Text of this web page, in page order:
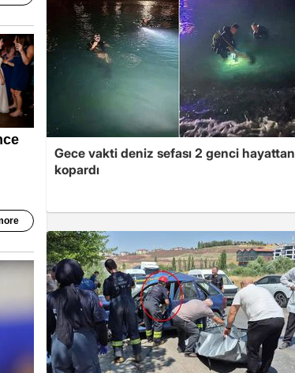
Gece vakti deniz sefası 2 genci hayattan
kopardı